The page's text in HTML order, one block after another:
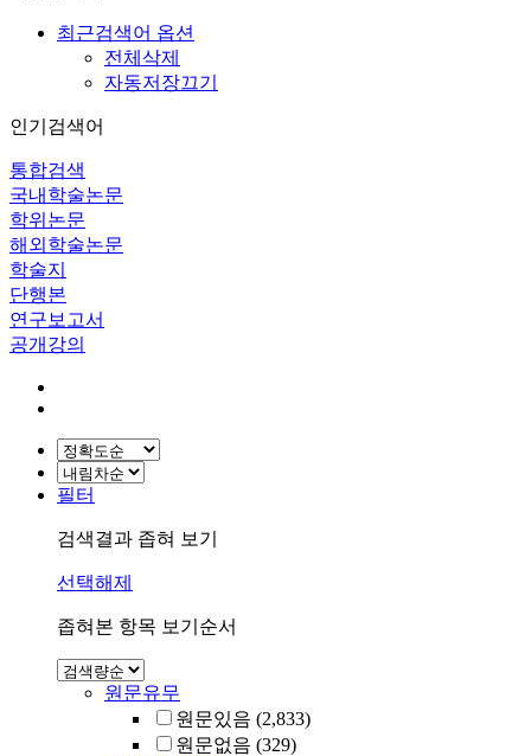
최근검색어 옵션
전체삭제
자동저장끄기
인기검색어
통합검색
국내학술논문
학위논문
해외학술논문
학술지
단행본
연구보고서
공개강의
필터
검색결과 좁혀 보기
선택해제
좁혀본 항목 보기순서
원문유무
원문있음 (2,833)
원문없음 (329)